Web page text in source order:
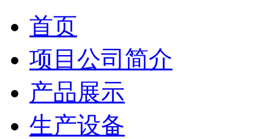
首页
项目公司简介
产品展示
生产设备